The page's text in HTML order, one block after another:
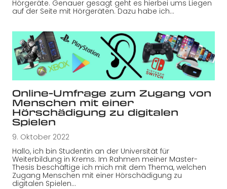
Hörgeräte. Genauer gesagt geht es hierbei ums Liegen
auf der Seite mit Hörgeräten. Dazu habe ich…
Online-Umfrage zum Zugang von
Menschen mit einer
Hörschädigung zu digitalen
Spielen
9. Oktober 2022
Hallo, ich bin Studentin an der Universität für
Weiterbildung in Krems. Im Rahmen meiner Master-
Thesis beschäftige ich mich mit dem Thema, welchen
Zugang Menschen mit einer Hörschädigung zu
digitalen Spielen…